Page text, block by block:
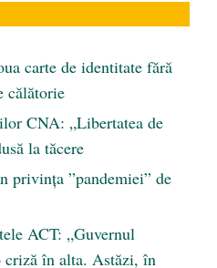
carte de identitate fără
călătorie
CNA: „Libertatea de
la tăcere
privința ”pandemiei” de
ACT: „Guvernul
în alta. Astăzi, în